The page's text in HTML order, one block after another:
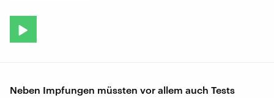
Neben Impfungen müssten vor allem auch Tests